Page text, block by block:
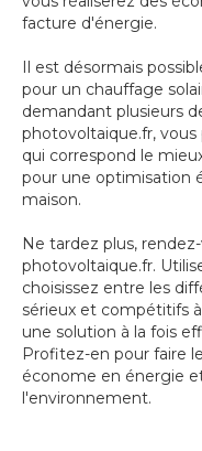
facture d'énergie.
Il est désormais
pour un chauffage
demandant plusieurs
photovoltaique.fr,
qui correspond le
pour une optimisation
maison.
Ne tardez plus,
photovoltaique.fr.
choisissez entre les
sérieux et compétitifs
une solution à la fois
Profitez-en pour faire
économe en énergie
l'environnement.